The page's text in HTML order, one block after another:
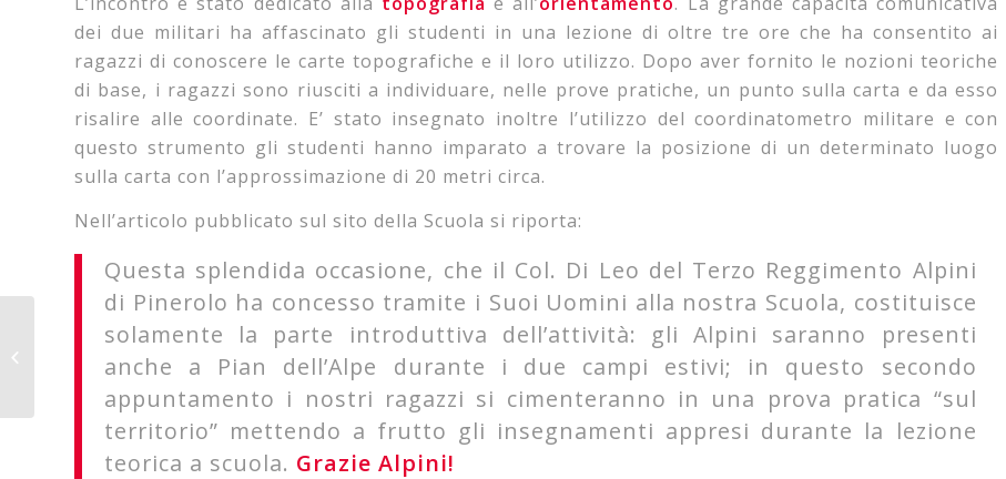
dei due militari ha affascinato gli studenti in una lezione di oltre tre ore che ha consentito ai
ragazzi di conoscere le carte topografiche e il loro utilizzo. Dopo aver fornito le nozioni teoriche
di base, i ragazzi sono riusciti a individuare, nelle prove pratiche, un punto sulla carta e da esso
risalire alle coordinate. E’ stato insegnato inoltre l’utilizzo del coordinatometro militare e con
questo strumento gli studenti hanno imparato a trovare la posizione di un determinato luogo
sulla carta con l’approssimazione di 20 metri circa.
Nell’articolo pubblicato sul sito della Scuola si riporta:
Questa splendida occasione, che il Col. Di Leo del Terzo Reggimento Alpini
di Pinerolo ha concesso tramite i Suoi Uomini alla nostra Scuola, costituisce
solamente la parte introduttiva dell’attività: gli Alpini saranno presenti
anche a Pian dell’Alpe durante i due campi estivi; in questo secondo
appuntamento i nostri ragazzi si cimenteranno in una prova pratica “sul
territorio” mettendo a frutto gli insegnamenti appresi durante la lezione
teorica a scuola. Grazie Alpini!
CNOS-FAP Agnelli:
Quality Pro con SCANIA